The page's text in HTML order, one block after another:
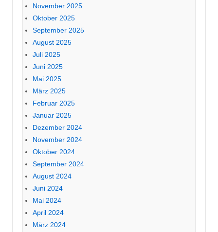
November 2025
Oktober 2025
September 2025
August 2025
Juli 2025
Juni 2025
Mai 2025
März 2025
Februar 2025
Januar 2025
Dezember 2024
November 2024
Oktober 2024
September 2024
August 2024
Juni 2024
Mai 2024
April 2024
März 2024